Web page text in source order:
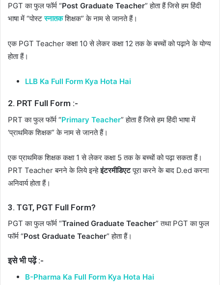
PGT का फुल फॉर्म “Post Graduate Teacher” होता हैं जिसे हम हिंदी
भाषा में “पोस्टस्नातकशिक्षक” के नाम से जानते हैं।
एक PGT Teacher कक्षा 10 से लेकर कक्षा 12 तक के बच्चों को पढ़ाने के योग्य
होता हैं।
LLB Ka Full Form Kya Hota Hai
2. PRT Full Form :-
PRT का फुल फॉर्म “Primary Teacher” होता हैं जिसे हम हिंदी भाषा में
‘प्राथमिक शिक्षक” के नाम से जानते हैं।
एक प्राथमिक शिक्षक कक्षा 1 से लेकर कक्षा 5 तक के बच्चों को पढ़ा सकता हैं।
PRT Teacher बनने के लिये इन्हेइंटरमीडिएटपूरा करने के बाद D.ed करना
अनिवार्य होता हैं।
3. TGT, PGT Full Form?
PGT का फुल फॉर्म “Trained Graduate Teacher” तथा PGT का फुल
फॉर्म “Post Graduate Teacher” होता हैं।
इसे भी पढ़ें :-
B-Pharma Ka Full Form Kya Hota Hai